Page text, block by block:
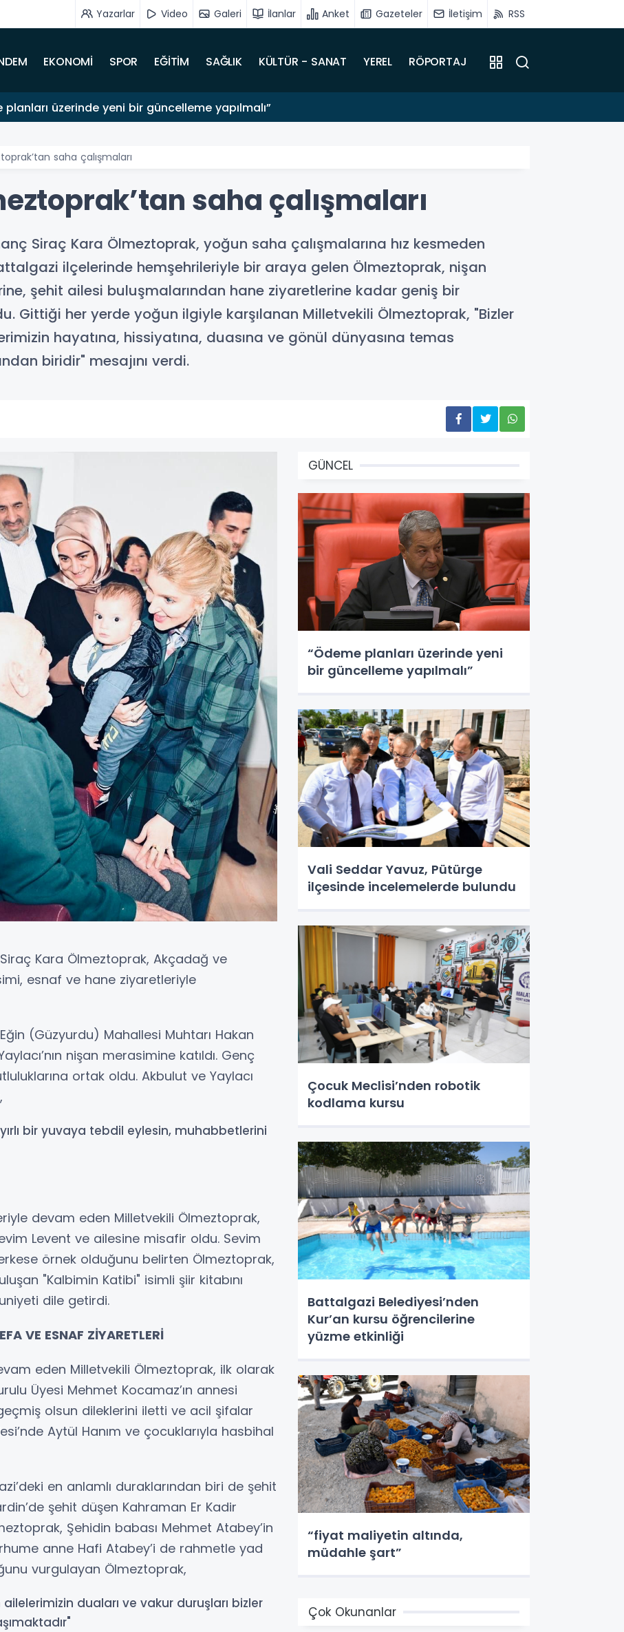
Yazarlar Video Galeri İlanlar Anket Gazeteler İletişim RSS
EKONOMİ SPOR EĞİTİM SAĞLIK KÜLTÜR - SANAT YEREL RÖPORTAJ
planları üzerinde yeni bir güncelleme yapılmalı”
saha çalışmaları
saha çalışmaları
Siraç Kara Ölmeztoprak, yoğun saha çalışmalarına hız kesmeden
ilçelerinde hemşehrileriyle bir araya gelen Ölmeztoprak, nişan
şehit ailesi buluşmalarından hane ziyaretlerine kadar geniş bir
Gittiği her yerde yoğun ilgiyle karşılanan Milletvekili Ölmeztoprak, "Bizler
hayatına, hissiyatına, duasına ve gönül dünyasına temas
biridir" mesajını verdi.
Kara Ölmeztoprak, Akçadağ ve
esnaf ve hane ziyaretleriyle
(Güzyurdu) Mahallesi Muhtarı Hakan
nişan merasimine katıldı. Genç
ortak oldu. Akbulut ve Yaylacı
bir yuvaya tebdil eylesin, muhabbetlerini
devam eden Milletvekili Ölmeztoprak,
Levent ve ailesine misafir oldu. Sevim
örnek olduğunu belirten Ölmeztoprak,
"Kalbimin Katibi" isimli şiir kitabını
dile getirdi.
VE ESNAF ZİYARETLERİ
eden Milletvekili Ölmeztoprak, ilk olarak
Üyesi Mehmet Kocamaz’ın annesi
olsun dileklerini iletti ve acil şifalar
Aytül Hanım ve çocuklarıyla hasbihal
en anlamlı duraklarından biri de şehit
şehit düşen Kahraman Er Kadir
Şehidin babası Mehmet Atabey’in
anne Hafi Atabey’i de rahmetle yad
vurgulayan Ölmeztoprak,
duaları ve vakur duruşları bizler
GÜNCEL
“Ödeme planları üzerinde yeni
bir güncelleme yapılmalı”
Vali Seddar Yavuz, Pütürge
ilçesinde incelemelerde bulundu
Çocuk Meclisi’nden robotik
kodlama kursu
Battalgazi Belediyesi’nden
Kur’an kursu öğrencilerine
yüzme etkinliği
“fiyat maliyetin altında,
müdahle şart”
Çok Okunanlar